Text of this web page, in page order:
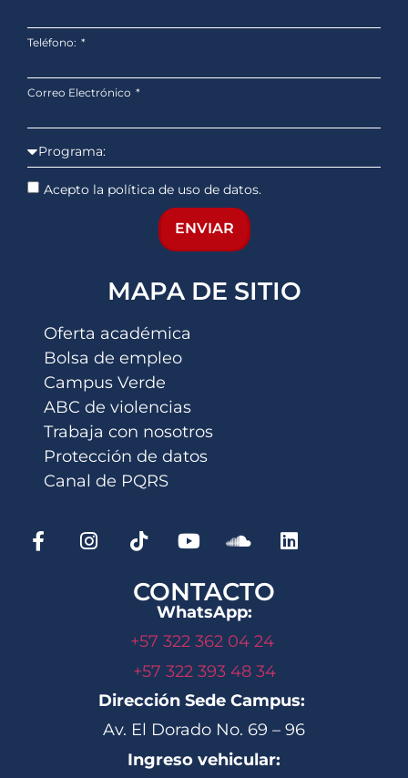
Teléfono:
Correo Electrónico
Acepto la política de uso de datos.
ENVIAR
MAPA DE SITIO
Oferta académica
Bolsa de empleo
Campus Verde
ABC de violencias
Trabaja con nosotros
Protección de datos
Canal de PQRS
CONTACTO
WhatsApp:
+57 322 362 04 24
+57 322 393 48 34
Dirección Sede Campus:
Av. El Dorado No. 69 – 96
Ingreso vehicular: